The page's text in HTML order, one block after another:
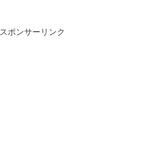
スポンサーリンク